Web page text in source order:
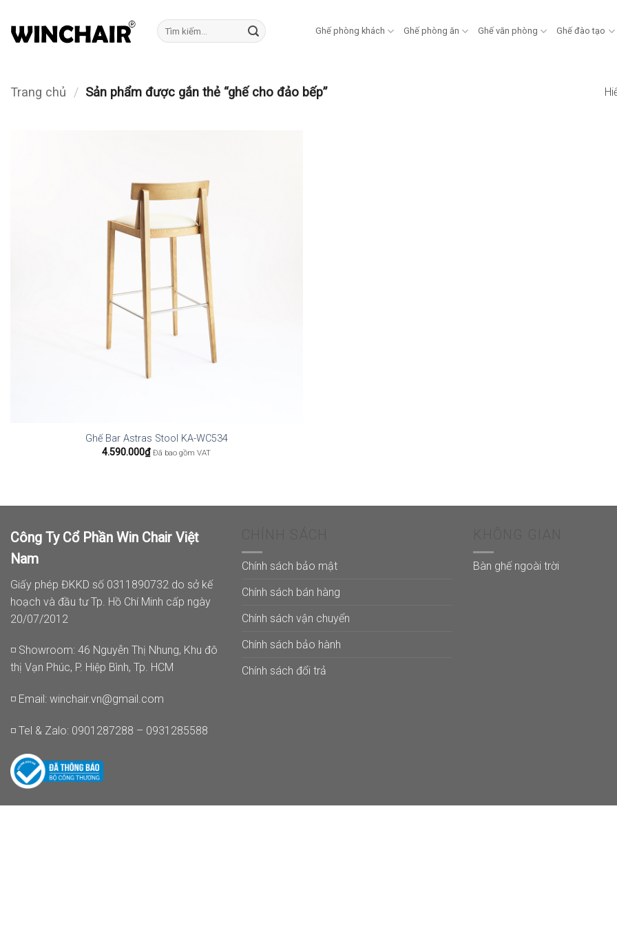
qua
Tìm
kiếm:
Ghế phòng khách Ghế phòng ăn Ghế văn phòng Ghế đào tạo
Trang chủ / Sản phẩm được gắn thẻ “ghế cho đảo bếp”
Ghế Bar Astras Stool KA-WC534
4.590.000₫ Đã bao gồm VAT
Công Ty Cổ Phần Win Chair Việt
Nam
Giấy phép ĐKKD số 0311890732 do sở kế
hoạch và đầu tư Tp. Hồ Chí Minh cấp ngày
20/07/2012
◽ Showroom: 46 Nguyễn Thị Nhung, Khu đô
thị Vạn Phúc, P. Hiệp Bình, Tp. HCM
◽ Email: winchair.vn@gmail.com
◽ Tel & Zalo: 0901287288 – 0931285588
Chính sách bảo mật
Chính sách bán hàng
Chính sách vận chuyển
Chính sách bảo hành
Chính sách đổi trả
Bàn ghế ngoài trời